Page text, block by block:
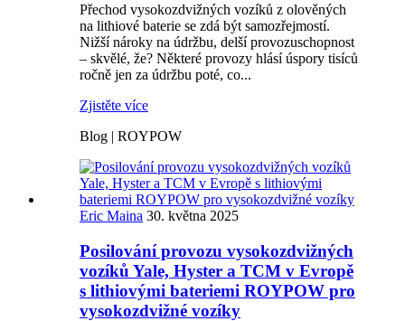
Přechod vysokozdvižných vozíků z olověných
na lithiové baterie se zdá být samozřejmostí.
Nižší nároky na údržbu, delší provozuschopnost
– skvělé, že? Některé provozy hlásí úspory tisíců
ročně jen za údržbu poté, co...
Zjistěte více
Blog | ROYPOW
Eric Maina 30. května 2025
Posilování provozu vysokozdvižných
vozíků Yale, Hyster a TCM v Evropě
s lithiovými bateriemi ROYPOW pro
vysokozdvižné vozíky